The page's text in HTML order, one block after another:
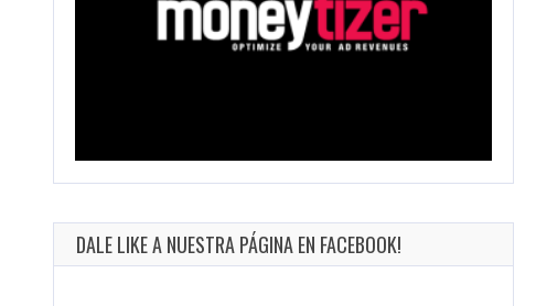
DALE LIKE A NUESTRA PÁGINA EN FACEBOOK!